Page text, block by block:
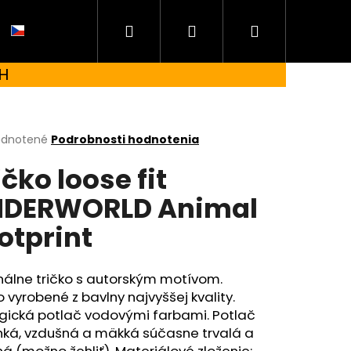
Hľadať PrihlásenieNákupný
košík
Podrobnosti hodnotenia
loose fit
Animal
tričko s autorským motívom.
vyrobené z bavlny najvyššej kvality.
potlač vodovými farbami. Potlač
vzdušná a mäkká súčasne trvalá a
FOREST